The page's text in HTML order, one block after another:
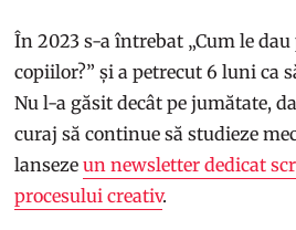
În 2023 s-a întrebat „Cum le
copiilor?” și a petrecut 6 luni ca
Nu l-a găsit decât pe jumătate,
curaj să continue să studieze
lansezeun newsletter dedicat
procesului creativ.